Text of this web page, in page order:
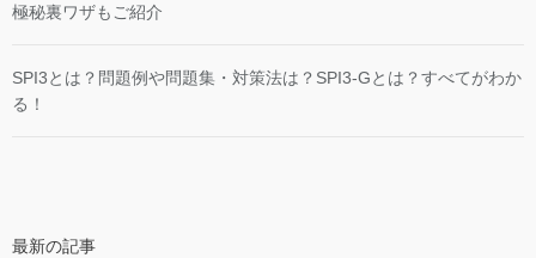
極秘裏ワザもご紹介
SPI3とは？問題例や問題集・対策法は？SPI3-Gとは？すべてがわか
る！
最新の記事